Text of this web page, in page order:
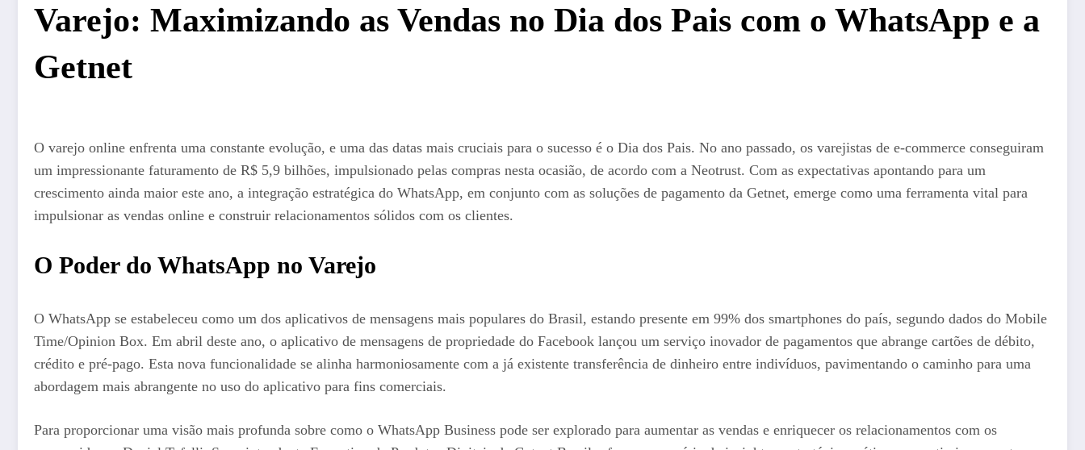
Varejo: Maximizando as Vendas no Dia dos Pais com o WhatsApp e a
Getnet
O varejo online enfrenta uma constante evolução, e uma das datas mais cruciais para o sucesso é o Dia dos Pais. No ano passado, os varejistas de e-commerce conseguiram
um impressionante faturamento de R$ 5,9 bilhões, impulsionado pelas compras nesta ocasião, de acordo com a Neotrust. Com as expectativas apontando para um
crescimento ainda maior este ano, a integração estratégica do WhatsApp, em conjunto com as soluções de pagamento da Getnet, emerge como uma ferramenta vital para
impulsionar as vendas online e construir relacionamentos sólidos com os clientes.
O Poder do WhatsApp no Varejo
O WhatsApp se estabeleceu como um dos aplicativos de mensagens mais populares do Brasil, estando presente em 99% dos smartphones do país, segundo dados do Mobile
Time/Opinion Box. Em abril deste ano, o aplicativo de mensagens de propriedade do Facebook lançou um serviço inovador de pagamentos que abrange cartões de débito,
crédito e pré-pago. Esta nova funcionalidade se alinha harmoniosamente com a já existente transferência de dinheiro entre indivíduos, pavimentando o caminho para uma
abordagem mais abrangente no uso do aplicativo para fins comerciais.
Para proporcionar uma visão mais profunda sobre como o WhatsApp Business pode ser explorado para aumentar as vendas e enriquecer os relacionamentos com os